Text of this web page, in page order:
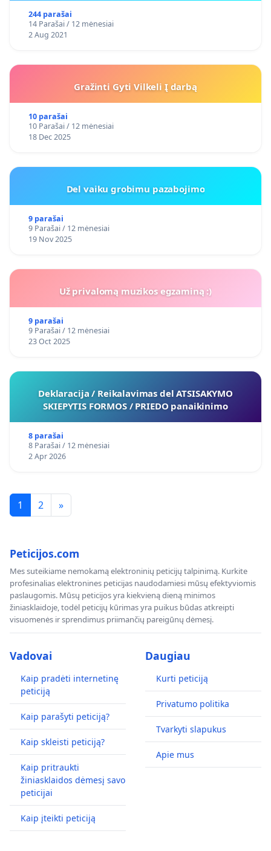
244 parašai
14 Parašai / 12 mėnesiai
2 Aug 2021
Gražinti Gyti Vilkeli Į darbą
10 parašai
10 Parašai / 12 mėnesiai
18 Dec 2025
Del vaiku grobimu pazabojimo
9 parašai
9 Parašai / 12 mėnesiai
19 Nov 2025
Už privalomą muzikos egzaminą :)
9 parašai
9 Parašai / 12 mėnesiai
23 Oct 2025
Deklaracija / Reikalavimas del ATSISAKYMO
SKIEPYTIS FORMOS / PRIEDO panaikinimo
8 parašai
8 Parašai / 12 mėnesiai
2 Apr 2026
1 2 »
Peticijos.com
Mes suteikiame nemokamą elektroninių peticijų talpinimą. Kurkite
profesinalias elektronines peticijas naudodamiesi mūsų efektyviomis
paslaugomis. Mūsų peticijos yra kiekvieną dieną minimos
žiniasklaidoje, todėl peticijų kūrimas yra puikus būdas atkreipti
visuomenės ir sprendimus priimančių pareigūnų dėmesį.
Vadovai
Kaip pradėti internetinę
peticiją
Kaip parašyti peticiją?
Kaip skleisti peticiją?
Kaip pritraukti
žiniasklaidos dėmesį savo
peticijai
Kaip įteikti peticiją
Daugiau
Kurti peticiją
Privatumo politika
Tvarkyti slapukus
Apie mus